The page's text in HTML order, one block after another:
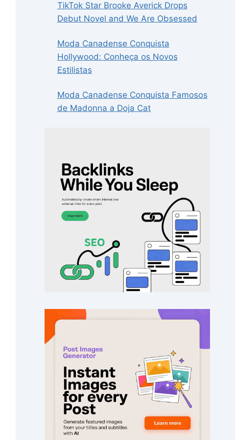
TikTok Star Brooke Averick Drops
Debut Novel and We Are Obsessed
Moda Canadense Conquista
Hollywood: Conheça os Novos
Estilistas
Moda Canadense Conquista Famosos
de Madonna a Doja Cat